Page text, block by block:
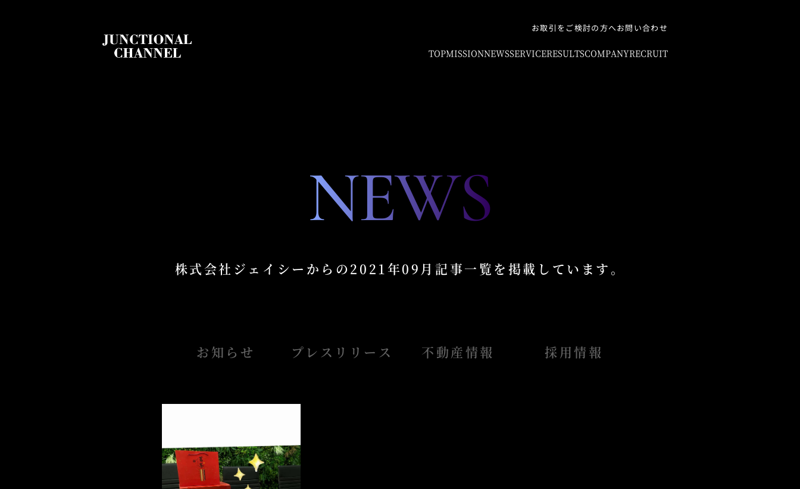
お取引をご検討の方へお問い合わせ
TOPMISSIONNEWSSERVICERESULTSCOMPANYRECRUIT
NEWS
株式会社ジェイシーからの 2021年09月記事一覧を掲載しています。
お知らせ プレスリリース 不動産情報 採用情報